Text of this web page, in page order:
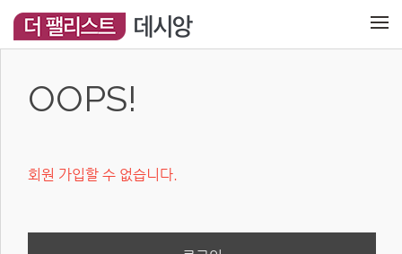
메뉴 건너뛰기
OOPS!
회원 가입할 수 없습니다.